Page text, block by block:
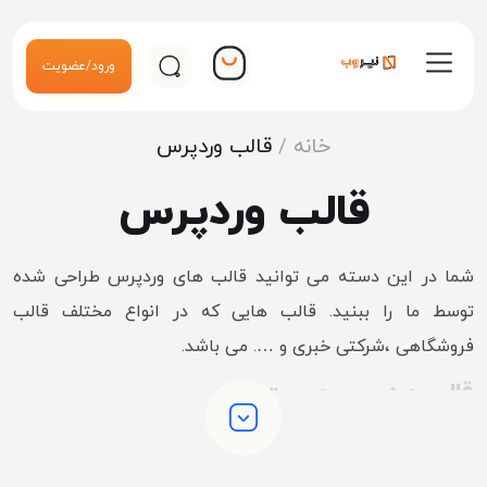
ورود/عضویت
خانه / قالب وردپرس
قالب وردپرس
شما در این دسته می توانید قالب های وردپرس طراحی شده
توسط ما را ببنید. قالب هایی که در انواع مختلف قالب
فروشگاهی ،شرکتی خبری و …. می باشد.
قالب وردپرس چیست
وردپرس به صورت پیشفرض ظاهر خاصی ندارد و بیشتر برای